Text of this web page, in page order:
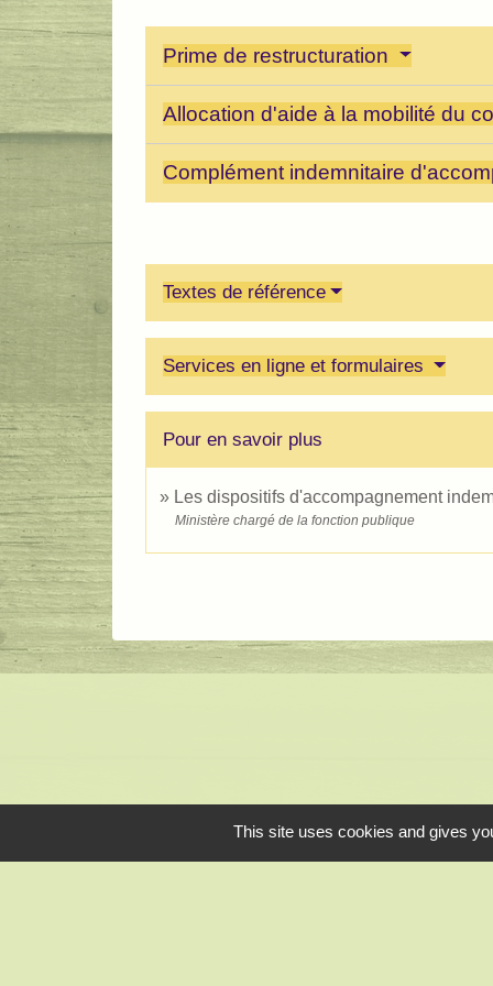
Prime de restructuration
Allocation d'aide à la mobilité du
Complément indemnitaire
Textes de référence
Services en ligne et formulaires
Pour en savoir plus
Les dispositifs d'accompagnement
Ministère chargé de la fonction publique
This site uses cookies and gives